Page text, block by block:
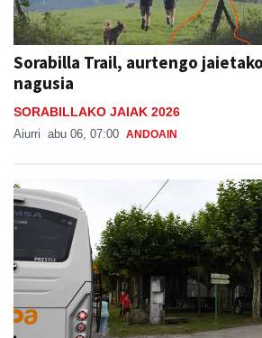
Sorabilla Trail, aurtengo
nagusia
SORABILLAKO JAIAK 2026
Aiurri abu 06, 07:00 ANDOAIN